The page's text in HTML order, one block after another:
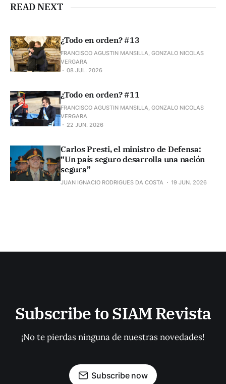
READ NEXT
¿Todo en orden? #13
FRANCISCO AGUSTIN MANSILLA, GONZALO NICOLAS
VERGARA
08 JUL. 2026
¿Todo en orden? #11
FRANCISCO AGUSTIN MANSILLA, GONZALO NICOLAS
VERGARA
22 JUN. 2026
Carlos Presti, el ministro de Defensa:
“Un país seguro desarrolla una nación
segura”
JUAN IGNACIO RODRIGUES DA COSTA 19 JUN. 2026
Subscribe to SIAM Revista
¡No te pierdas ninguna de nuestras novedades!
Subscribe now